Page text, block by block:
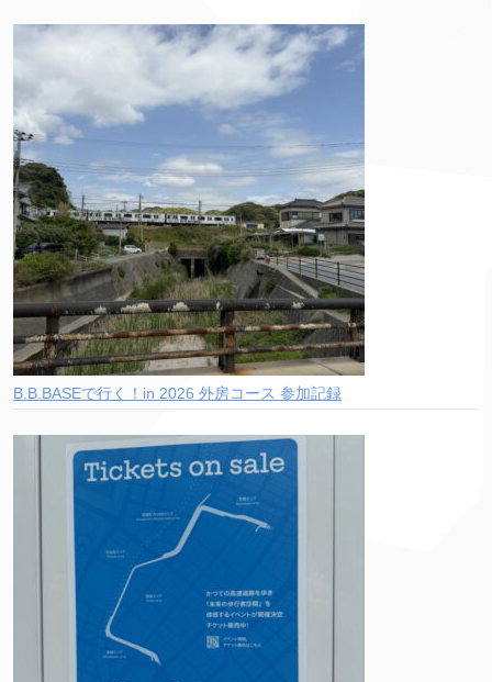
B.B.BASEで行く！in 2026 外房コース 参加記録